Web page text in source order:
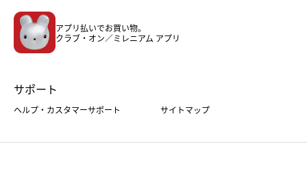
ホーム・キッチン＆アート
アプリ払いでお買い物。
クラブ・オン／ミレニアム アプリ
サポート
ヘルプ・カスタマーサポート サイトマップ